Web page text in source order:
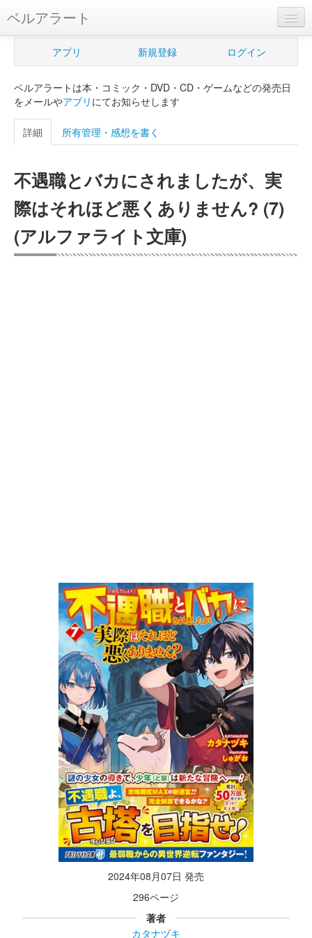
ベルアラート
ベルアラートとは
新規登録
ログイン
購入管理
Myシェルフ
プレミアム
アプリ 新規登録 ログイン
ベルアラートは本・コミック・DVD・CD・ゲームなどの発売日
をメールやアプリ にてお知らせします
詳細 所有管理・感想を書く
不遇職とバカにされましたが、実
際はそれほど悪くありません? (7)
(アルファライト文庫)
2024年08月07日 発売
296ページ
著者
カタナヅキ